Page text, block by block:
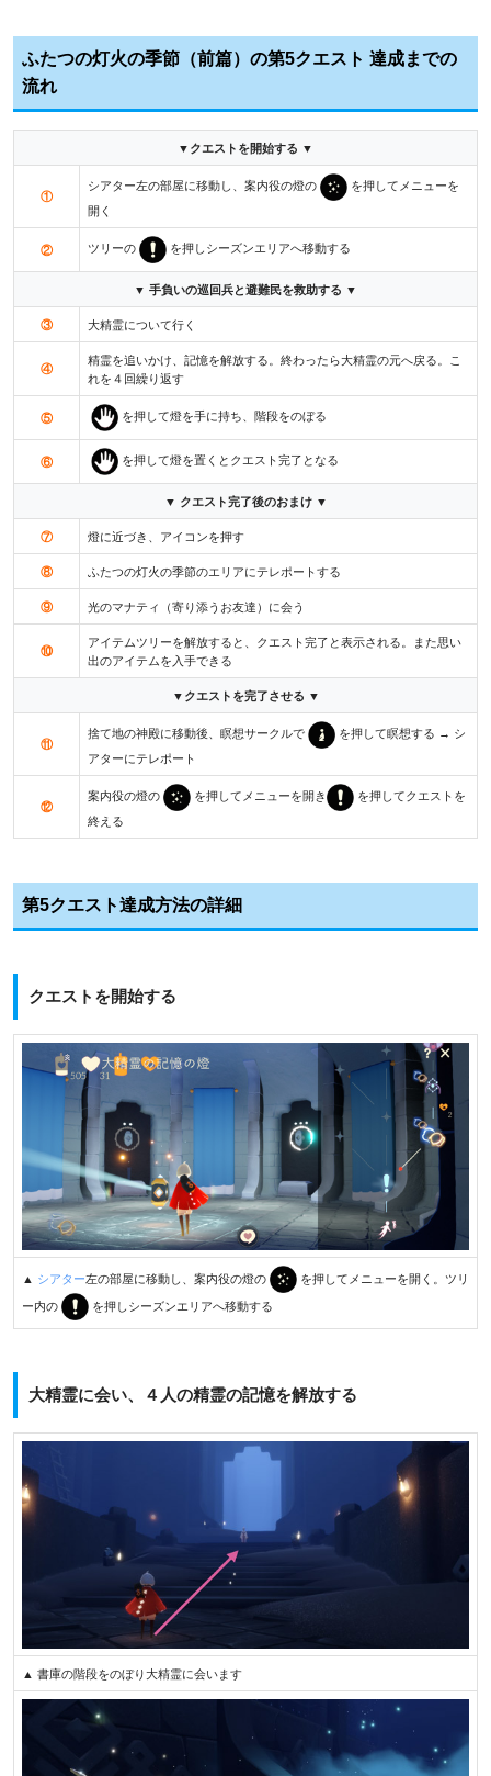
ふたつの灯火の季節（前篇）の第5クエスト 達成までの
流れ
▼クエストを開始する ▼
①
シアター左の部屋に移動し、案内役の燈の
を押してメニューを
開く
② ツリーの を押しシーズンエリアへ移動する
▼ 手負いの巡回兵と避難民を救助する ▼
③ 大精霊について行く
④
精霊を追いかけ、記憶を解放する。終わったら大精霊の元へ戻る。こ
れを４回繰り返す
⑤ を押して燈を手に持ち、階段をのぼる
⑥ を押して燈を置くとクエスト完了となる
▼ クエスト完了後のおまけ ▼
⑦ 燈に近づき、アイコンを押す
⑧ ふたつの灯火の季節のエリアにテレポートする
⑨ 光のマナティ（寄り添うお友達）に会う
⑩
アイテムツリーを解放すると、クエスト完了と表示される。また思い
出のアイテムを入手できる
▼クエストを完了させる ▼
⑪
捨て地の神殿に移動後、瞑想サークルで
を押して瞑想する → シ
アターにテレポート
⑫
案内役の燈の を押してメニューを開き
を押してクエストを
終える
第5クエスト達成方法の詳細
クエストを開始する
▲ シアター左の部屋に移動し、案内役の燈の を押してメニューを開く。ツリ
ー内の を押しシーズンエリアへ移動する
大精霊に会い、４人の精霊の記憶を解放する
▲ 書庫の階段をのぼり大精霊に会います